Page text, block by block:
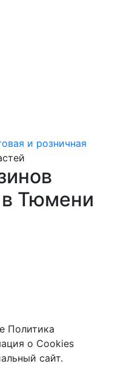
и розничная
в Тюмени
Политика
о Cookies
сайт.